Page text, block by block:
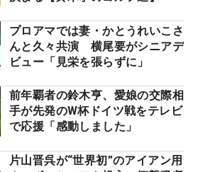
プロアマでは妻・かとうれいこさ
んと久々共演 横尾要がシニアデ
ビュー「見栄を張らずに」
前年覇者の鈴木亨、愛娘の交際相
手が先発のW杯ドイツ戦をテレビ
で応援「感動しました」
片山晋呉が“世界初”のアイアン用